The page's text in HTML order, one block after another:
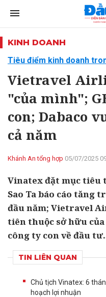
KINH DOANH
Tiêu điểm kinh doanh
Vietravel
"của mình";
con; Dabaco
cả năm
Khánh An tổng hợp 05/07/2025
Vinatex đặt mục tiêu
Sao Ta báo cáo tăng
đầu năm; Vietravel
tiên thuộc sở hữu
công ty con về đầu
TIN LIÊN QUAN
Chủ tịch Vinatex: 6
hoạch lợi nhuận